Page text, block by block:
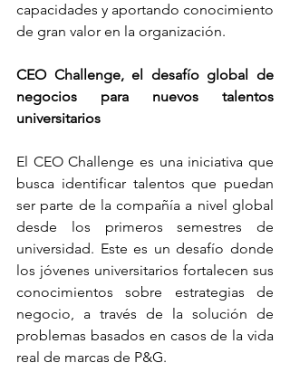
capacidades y aportando conocimiento
de gran valor en la organización.
CEO Challenge, el desafío global de
negocios para nuevos talentos
universitarios
El CEO Challenge es una iniciativa que
busca identificar talentos que puedan
ser parte de la compañía a nivel global
desde los primeros semestres de
universidad. Este es un desafío donde
los jóvenes universitarios fortalecen sus
conocimientos sobre estrategias de
negocio, a través de la solución de
problemas basados en casos de la vida
real de marcas de P&G.